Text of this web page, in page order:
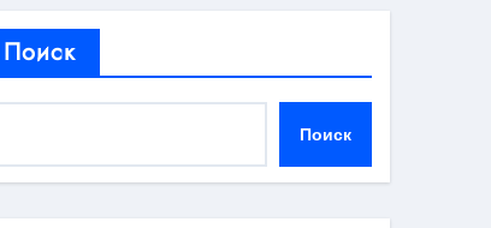
Поиск
Поиск